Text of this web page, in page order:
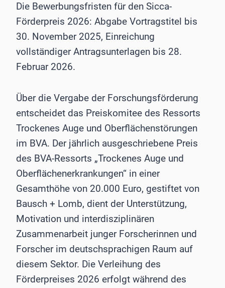
Die Bewerbungsfristen für den Sicca-
Förderpreis 2026: Abgabe Vortragstitel bis
30. November 2025, Einreichung
vollständiger Antragsunterlagen bis 28.
Februar 2026.
Über die Vergabe der Forschungsförderung
entscheidet das Preiskomitee des Ressorts
Trockenes Auge und Oberflächenstörungen
im BVA. Der jährlich ausgeschriebene Preis
des BVA-Ressorts „Trockenes Auge und
Oberflächenerkrankungen“ in einer
Gesamthöhe von 20.000 Euro, gestiftet von
Bausch + Lomb, dient der Unterstützung,
Motivation und interdisziplinären
Zusammenarbeit junger Forscherinnen und
Forscher im deutschsprachigen Raum auf
diesem Sektor. Die Verleihung des
Förderpreises 2026 erfolgt während des